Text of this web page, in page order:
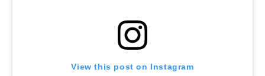
View this post on Instagram